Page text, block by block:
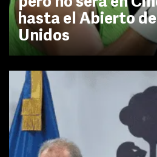
hasta el Abierto
Unidos